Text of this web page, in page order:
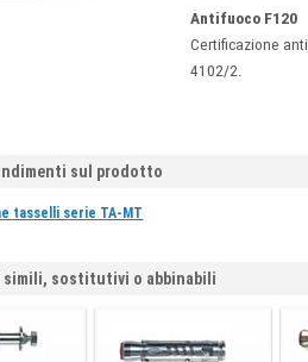
Antifuoco F120
Certificazione
4102/2.
sul prodotto
tasselli serie TA-MT
simili, sostitutivi o abbinabili